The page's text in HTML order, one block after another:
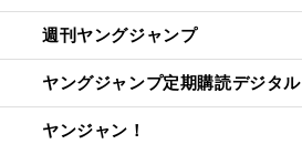
週刊ヤングジャンプ
ヤングジャンプ定期購読デジタル
ヤンジャン！